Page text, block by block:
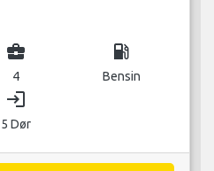
business_center
4
local_gas_station
Bensin
login
5 Dør